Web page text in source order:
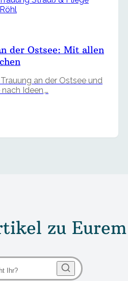
der Ostsee: Mit allen
an der Ostsee und
Ideen,…
zu